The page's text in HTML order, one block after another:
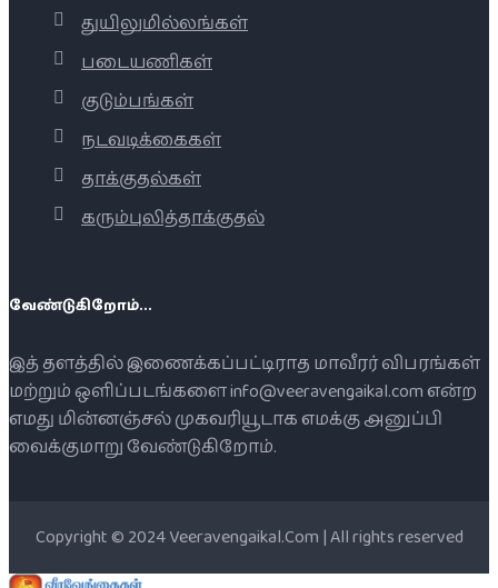
துயிலுமில்லங்கள்
படையணிகள்
குடும்பங்கள்
நடவடிக்கைகள்
தாக்குதல்கள்
கரும்புலித்தாக்குதல்
வேண்டுகிறோம்...
இத் தளத்தில் இணைக்கப்பட்டிராத மாவீரர் விபரங்கள்
மற்றும் ஒளிப்படங்களை info@veeravengaikal.com என்ற
எமது மின்னஞ்சல் முகவரியூடாக எமக்கு அனுப்பி
வைக்குமாறு வேண்டுகிறோம்.
Copyright © 2024 Veeravengaikal.Com | All rights reserved